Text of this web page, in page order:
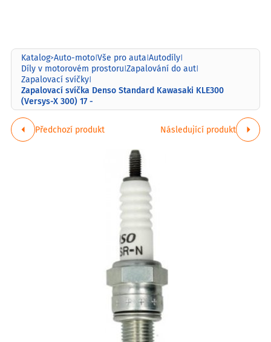
Katalog>Auto-moto|Vše pro auta|Autodíly|
Díly v motorovém prostoru|Zapalování do aut|
Zapalovací svíčky|
Zapalovací svíčka Denso Standard Kawasaki KLE300
(Versys-X 300) 17 -
Předchozí produkt Následující produkt